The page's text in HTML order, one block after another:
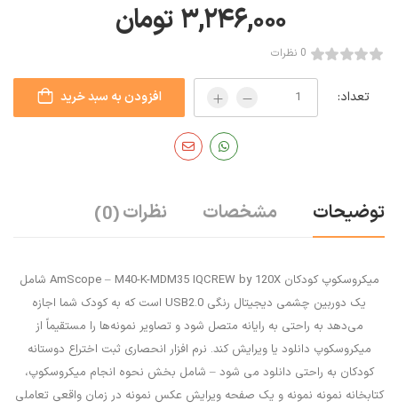
۳,۲۴۶,۰۰۰ تومان
0 نظرات
تعداد: افزودن به سبد خرید
توضیحات مشخصات نظرات(0)
میکروسکوپ کودکان AmScope – M40-K-MDM35 IQCREW by 120X شامل
یک دوربین چشمی دیجیتال رنگی USB2.0 است که به کودک شما اجازه
می‌دهد به راحتی به رایانه متصل شود و تصاویر نمونه‌ها را مستقیماً از
میکروسکوپ دانلود یا ویرایش کند. نرم افزار انحصاری ثبت اختراع دوستانه
کودکان به راحتی دانلود می شود – شامل بخش نحوه انجام میکروسکوپ،
کتابخانه نمونه نمونه و یک صفحه ویرایش عکس نمونه در زمان واقعی تعاملی